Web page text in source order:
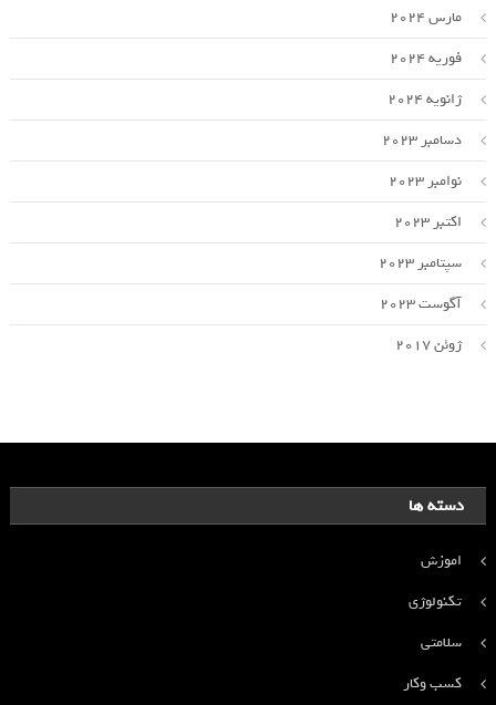
مارس 2024
فوریه 2024
ژانویه 2024
دسامبر 2023
نوامبر 2023
اکتبر 2023
سپتامبر 2023
آگوست 2023
ژوئن 2017
دسته ها
اموزش
تکنولوژی
سلامتی
کسب وکار